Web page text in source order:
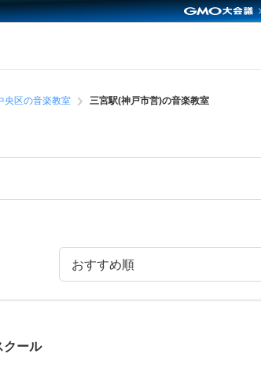
央区の音楽教室 三宮駅(神戸市営)の音楽教室
クール